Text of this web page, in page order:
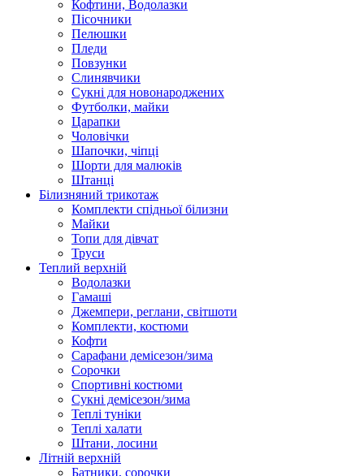
Кофтини, Водолазки
Пісочники
Пелюшки
Пледи
Повзунки
Слинявчики
Сукні для новонароджених
Футболки, майки
Царапки
Чоловічки
Шапочки, чіпці
Шорти для малюків
Штанці
Білизняний трикотаж
Комплекти спідньої білизни
Майки
Топи для дівчат
Труси
Теплий верхній
Водолазки
Гамаші
Джемпери, реглани, світшоти
Комплекти, костюми
Кофти
Сарафани демісезон/зима
Сорочки
Спортивні костюми
Сукні демісезон/зима
Теплі туніки
Теплі халати
Штани, лосини
Літній верхній
Батники, сорочки